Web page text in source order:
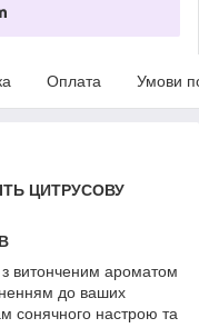
Оплата Умови
ЦИТРУСОВУ
витонченим ароматом
до ваших
сонячного настрою та